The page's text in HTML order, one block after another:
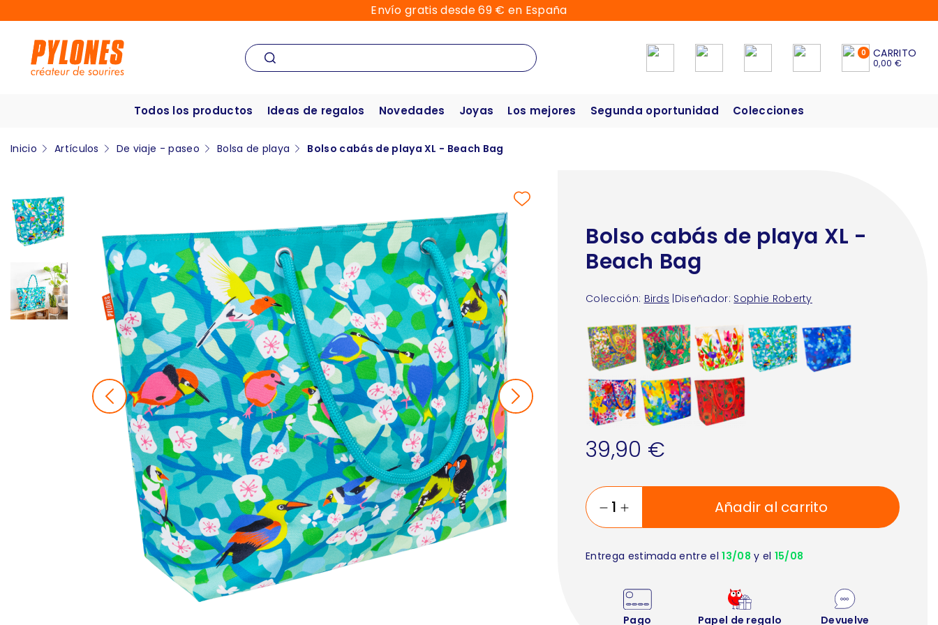
Envío gratis desde 69 € en España
0 CARRITO
0,00 €
Todos los productos Ideas de regalos Novedades Joyas Los mejores Segunda oportunidad Colecciones
Inicio Artículos De viaje - paseo Bolsa de playa Bolso cabás de playa XL - Beach Bag
Bolso cabás de playa XL -
Beach Bag
Colección: Birds Diseñador: Sophie Roberty
39,90 €
Añadir al carrito
Entrega estimada entre el13/08 y el 15/08
Pago Papel de regalo Devuelve